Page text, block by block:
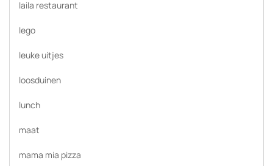
laila restaurant
lego
leuke uitjes
loosduinen
lunch
maat
mama mia pizza